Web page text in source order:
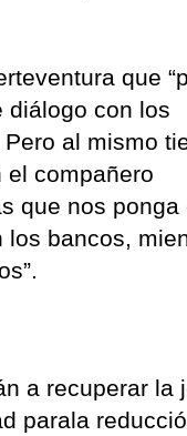
que
diálogo con los
al mismo
el compañero
que nos ponga
los bancos,
a recuperar la
parala